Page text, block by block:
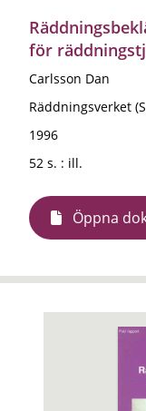
för
Carlsson Dan
Räddningsverket
1996
52 s. : ill.
Öppna